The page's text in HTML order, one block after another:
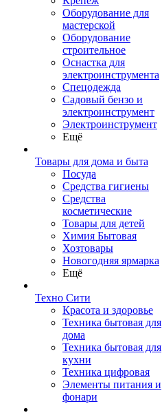
Оборудование для
мастерской
Оборудование
строительное
Оснастка для
электроинструмента
Спецодежда
Садовый бензо и
электроинструмент
Электроинструмент
Ещё
Товары для дома и быта
Посуда
Средства гигиены
Средства
косметические
Товары для детей
Химия Бытовая
Хозтовары
Новогодняя ярмарка
Ещё
Техно Сити
Красота и здоровье
Техника бытовая для
дома
Техника бытовая для
кухни
Техника цифровая
Элементы питания и
фонари